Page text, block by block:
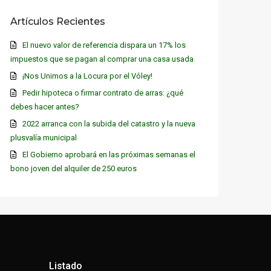
Artículos Recientes
El nuevo valor de referencia dispara un 17% los
impuestos que se pagan al comprar una casa usada
¡Nos Unimos a la Locura por el Vóley!
Pedir hipoteca o firmar contrato de arras: ¿qué
debes hacer antes?
2022 arranca con la subida del catastro y la nueva
plusvalía municipal
El Gobierno aprobará en las próximas semanas el
bono joven del alquiler de 250 euros
Listado